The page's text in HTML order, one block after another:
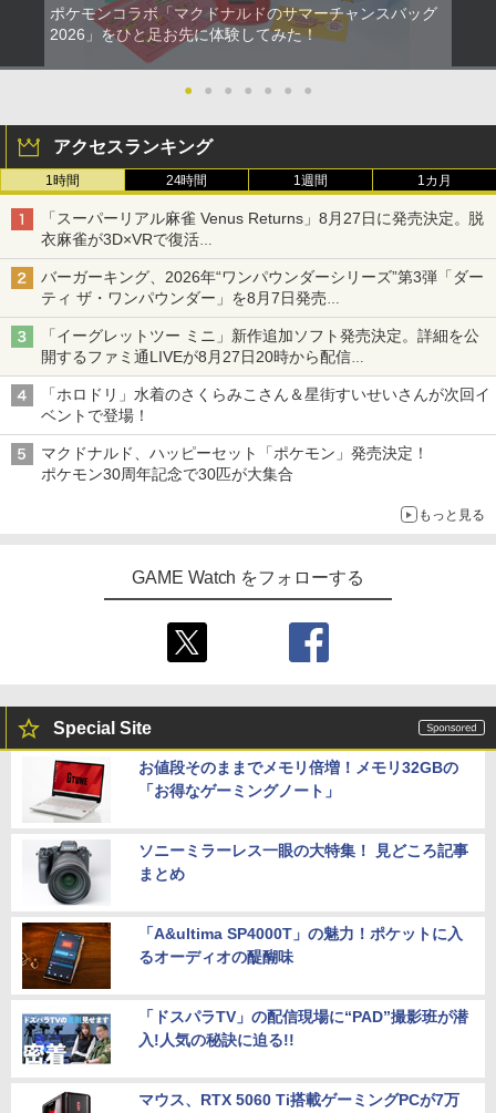
ポケモンコラボ「マクドナルドのサマーチャンスバッグ
2026」をひと足お先に体験してみた！
● ● ● ● ● ● ●
アクセスランキング
1時間 24時間 1週間 1カ月
「スーパーリアル麻雀 Venus Returns」8月27日に発売決定。脱
衣麻雀が3D×VRで復活
発売から2週間は20%オフになるセールが実施
バーガーキング、2026年“ワンパウンダーシリーズ”第3弾「ダー
ティ ザ・ワンパウンダー」を8月7日発売
「特製ガーリックマヨソース」を使用した超大型チーズバーガー
「イーグレットツー ミニ」新作追加ソフト発売決定。詳細を公
開するファミ通LIVEが8月27日20時から配信
シリーズ累計100タイトルへ
「ホロドリ」水着のさくらみこさん＆星街すいせいさんが次回イ
ベントで登場！
マクドナルド、ハッピーセット「ポケモン」発売決定！
ポケモン30周年記念で30匹が大集合
もっと見る
GAME Watch をフォローする
Special Site
お値段そのままでメモリ倍増！メモリ32GBの
「お得なゲーミングノート」
ソニーミラーレス一眼の大特集！ 見どころ記事
まとめ
「A&ultima SP4000T」の魅力！ポケットに入
るオーディオの醍醐味
「ドスパラTV」の配信現場に“PAD”撮影班が潜
入!人気の秘訣に迫る!!
マウス、RTX 5060 Ti搭載ゲーミングPCが7万